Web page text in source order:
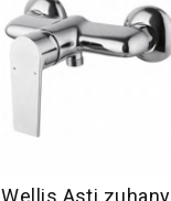
Wellis Asti zuhany